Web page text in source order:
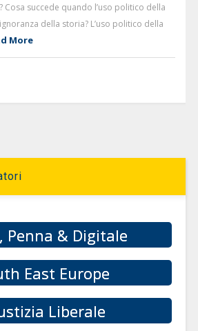
Cosa succede quando l’uso politico della
della storia? L’uso politico della
More
Penna & Digitale
East Europe
Liberale